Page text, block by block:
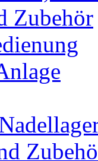
Zubehör